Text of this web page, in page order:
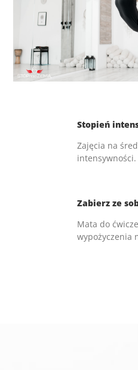
Stopień
Zajęcia na
intensywności.
Zabierz ze
Mata do
wypożyczenia